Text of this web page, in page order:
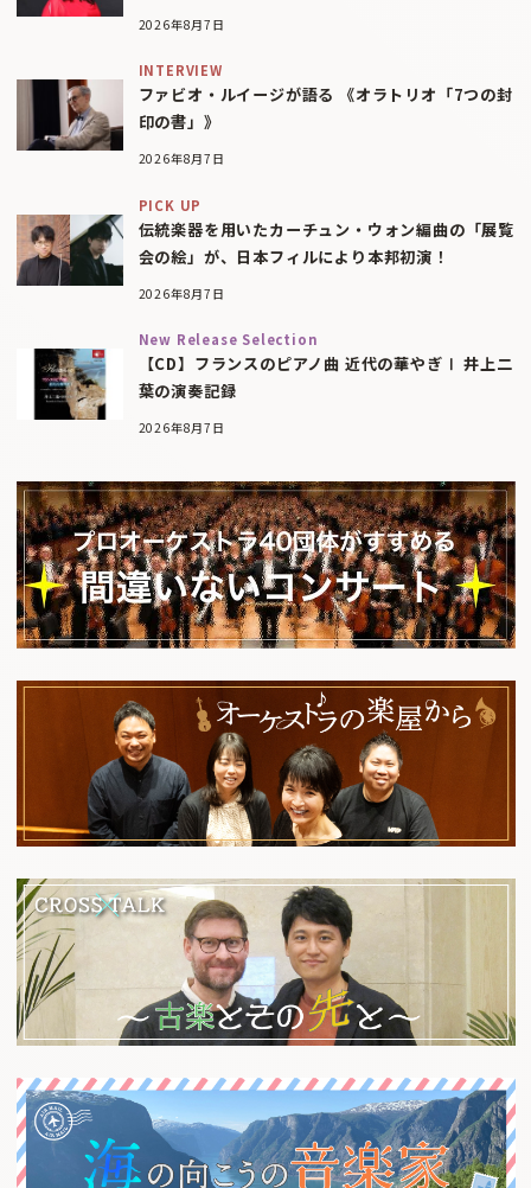
2026年8月7日
INTERVIEW
ファビオ・ルイージが語る 《オラトリオ「7つの封
印の書」》
2026年8月7日
PICK UP
伝統楽器を用いたカーチュン・ウォン編曲の「展覧
会の絵」が、日本フィルにより本邦初演！
2026年8月7日
New Release Selection
【CD】フランスのピアノ曲 近代の華やぎⅠ 井上二
葉の演奏記録
2026年8月7日